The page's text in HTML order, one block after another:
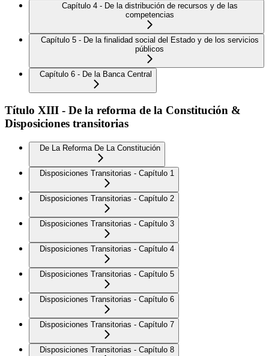
Capítulo 4 - De la distribución de recursos y de las
competencias
Capítulo 5 - De la finalidad social del Estado y de los servicios
públicos
Capítulo 6 - De la Banca Central
Título XIII - De la reforma de la Constitución &
Disposiciones transitorias
De La Reforma De La Constitución
Disposiciones Transitorias - Capítulo 1
Disposiciones Transitorias - Capítulo 2
Disposiciones Transitorias - Capítulo 3
Disposiciones Transitorias - Capítulo 4
Disposiciones Transitorias - Capítulo 5
Disposiciones Transitorias - Capítulo 6
Disposiciones Transitorias - Capítulo 7
Disposiciones Transitorias - Capítulo 8